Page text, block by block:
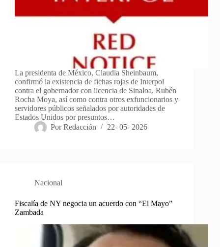
La presidenta de México, Claudia Sheinbaum,
confirmó la existencia de fichas rojas de Interpol
contra el gobernador con licencia de Sinaloa, Rubén
Rocha Moya, así como contra otros exfuncionarios y
servidores públicos señalados por autoridades de
Estados Unidos por presuntos…
Por Redacción 22- 05- 2026
Nacional
Fiscalía de NY negocia un acuerdo con “El Mayo”
Zambada